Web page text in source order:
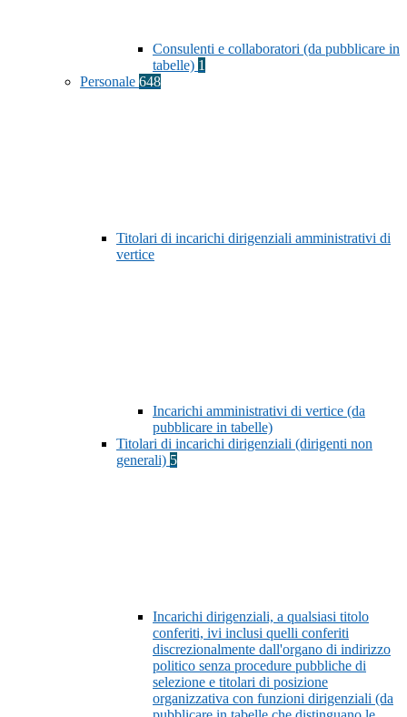
Consulenti e collaboratori (da pubblicare in
tabelle) 1
Personale 648
Titolari di incarichi dirigenziali amministrativi di
vertice
Incarichi amministrativi di vertice (da
pubblicare in tabelle)
Titolari di incarichi dirigenziali (dirigenti non
generali) 5
Incarichi dirigenziali, a qualsiasi titolo
conferiti, ivi inclusi quelli conferiti
discrezionalmente dall'organo di indirizzo
politico senza procedure pubbliche di
selezione e titolari di posizione
organizzativa con funzioni dirigenziali (da